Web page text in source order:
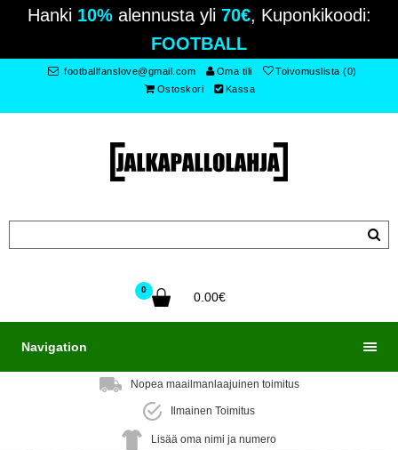
Hanki 10%alennusta yli 70€, Kuponkikoodi:
FOOTBALL
footballfanslove@gmail.com Oma tili
Toivomuslista (0)
Ostoskori
Kassa
0
0.00€
Navigation
Nopea maailmanlaajuinen toimitus
Ilmainen Toimitus
Lisää oma nimi ja numero